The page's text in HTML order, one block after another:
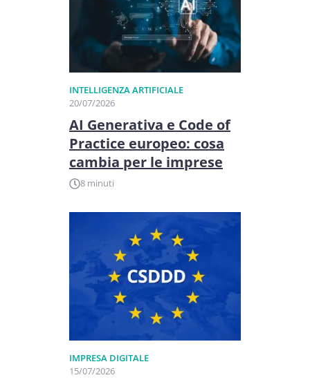
INTELLIGENZA ARTIFICIALE
20/07/2026
AI Generativa e Code of
Practice europeo: cosa
cambia per le imprese
8 minuti
IMPRESA DIGITALE
15/07/2026